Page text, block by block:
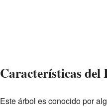
Características del
Este árbol es conocido por